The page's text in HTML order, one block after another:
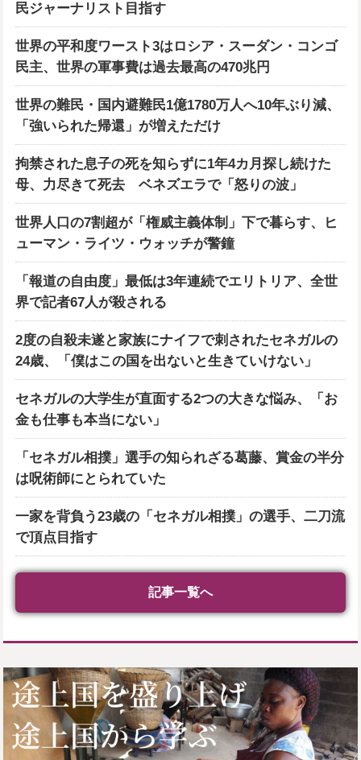
民ジャーナリスト目指す
世界の平和度ワースト3はロシア・スーダン・コンゴ
民主、世界の軍事費は過去最高の470兆円
世界の難民・国内避難民1億1780万人へ10年ぶり減、
「強いられた帰還」が増えただけ
拘禁された息子の死を知らずに1年4カ月探し続けた
母、力尽きて死去 ベネズエラで「怒りの波」
世界人口の7割超が「権威主義体制」下で暮らす、ヒ
ューマン・ライツ・ウォッチが警鐘
「報道の自由度」最低は3年連続でエリトリア、全世
界で記者67人が殺される
2度の自殺未遂と家族にナイフで刺されたセネガルの
24歳、「僕はこの国を出ないと生きていけない」
セネガルの大学生が直面する2つの大きな悩み、「お
金も仕事も本当にない」
「セネガル相撲」選手の知られざる葛藤、賞金の半分
は呪術師にとられていた
一家を背負う23歳の「セネガル相撲」の選手、二刀流
で頂点目指す
記事一覧へ